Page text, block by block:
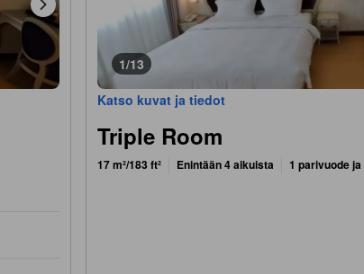
1/13
Katso kuvat ja tiedot
Triple Room
17 m²/183 ft² Enintään 4 aikuista 1 parivuode